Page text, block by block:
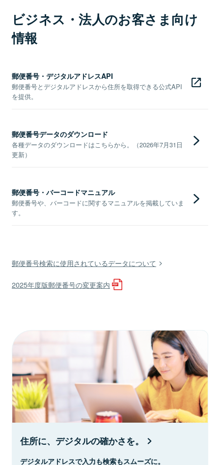
ビジネス・法人のお客さま向け
情報
郵便番号・デジタルアドレスAPI
郵便番号とデジタルアドレスから住所を取得できる公式API
を提供。
郵便番号データのダウンロード
各種データのダウンロードはこちらから。（2026年7月31日
更新）
郵便番号・バーコードマニュアル
郵便番号や、バーコードに関するマニュアルを掲載していま
す。
郵便番号検索に使用されているデータについて
2025年度版郵便番号の変更案内
住所に、デジタルの確かさを。
デジタルアドレスで入力も検索もスムーズに。